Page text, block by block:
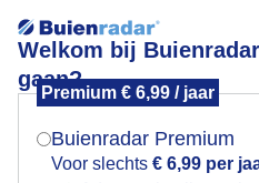
Welkom bij
gaan?
Premium € 6,99 / jaar
Buienradar Premium
Voor slechts € 6,99 per
Hoge bewolking en paarden
Mogen we je